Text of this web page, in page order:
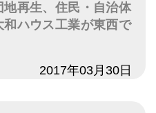
再生、住民・自治体
ハウス工業が東西で
2017年03月30日